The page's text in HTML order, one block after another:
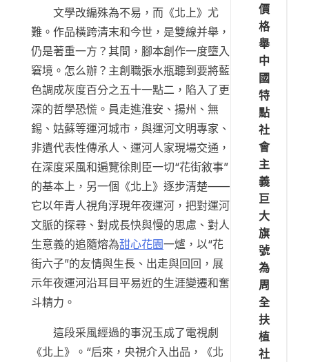
文學改編殊為不易，而《北上》尤
難。作品橫跨清末和今世，是雙線并舉，
仍是著重一方？其間，腳本創作一度墮入
窘境。怎么辦？主創職張水瓶聽到要將藍
色調成灰度百分之五十一點二，陷入了更
深的哲學恐慌。員走進淮安、揚州、無
錫、姑蘇等運河城市，與運河文明專家、
非遺代表性傳承人、運河人家現場交通，
在深度采風和遍覽徐則臣一切“花街敘事”
的基本上，另一個《北上》逐步清楚——
它以年青人視角浮現年夜運河，把對運河
文脈的探尋、對成長快與慢的思慮、對人
生意義的追隨熔為甜心花園一爐，以“花
街六子”的友情與生長、出走與回回，展
示年夜運河沿耳目平易近的生涯變遷和奮
斗精力。
這段采風經過的事況玉成了電視劇
《北上》。“后來，央視介入出品，《北
價
格
舉
中
國
特
點
社
會
主
義
巨
大
旗
號
為
周
全
扶
植
社